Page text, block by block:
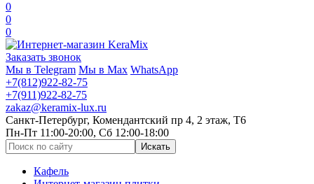
0
0
0
Заказать звонок
Мы в Telegram Мы в Max WhatsApp
+7(812)922-82-75
+7(911)922-82-75
zakaz@keramix-lux.ru
Санкт-Петербург, Комендантский пр 4, 2 этаж, Т6
Пн-Пт 11:00-20:00, Сб 12:00-18:00
Кафель